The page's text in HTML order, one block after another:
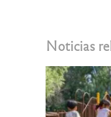
Noticias